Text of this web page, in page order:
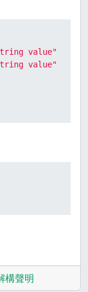
value"
value"
構聲明